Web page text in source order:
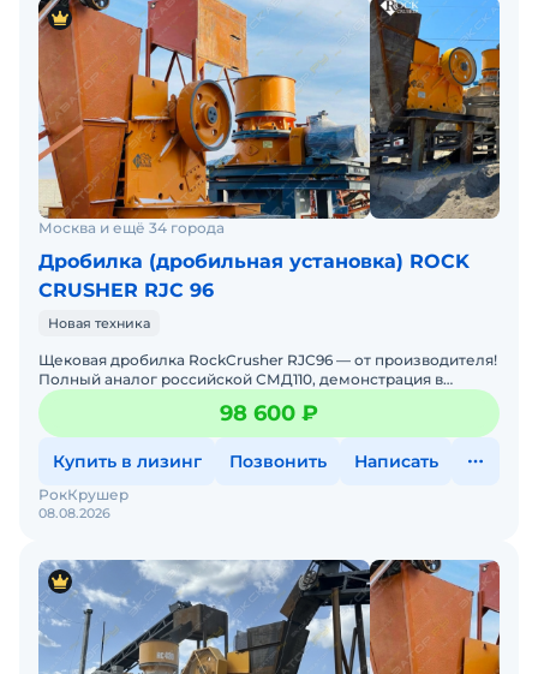
Москва и ещё 34 города
Дробилка (дробильная установка) ROCK
CRUSHER RJC 96
Новая техника
Щековая дробилка RockCrusher RJC96 — от производителя!
Полный аналог российской СМД110, демонстрация в
карьере. 30+ лет надежности: Работает на 300+ ша
98 600 ₽
Купить в лизинг Позвонить Написать
08.08.2026
РокКрушер